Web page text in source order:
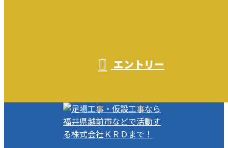
エントリー